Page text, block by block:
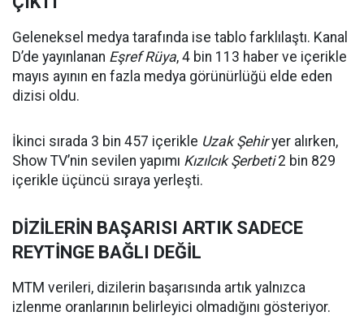
Geleneksel medya tarafında ise tablo farklılaştı. Kanal
D’de yayınlanan Eşref Rüya, 4 bin 113 haber ve içerikle
mayıs ayının en fazla medya görünürlüğü elde eden
dizisi oldu.
İkinci sırada 3 bin 457 içerikle Uzak Şehiryer alırken,
Show TV’nin sevilen yapımı Kızılcık Şerbeti2 bin 829
içerikle üçüncü sıraya yerleşti.
DİZİLERİN BAŞARISI ARTIK SADECE
REYTİNGE BAĞLI DEĞİL
MTM verileri, dizilerin başarısında artık yalnızca
izlenme oranlarının belirleyici olmadığını gösteriyor.